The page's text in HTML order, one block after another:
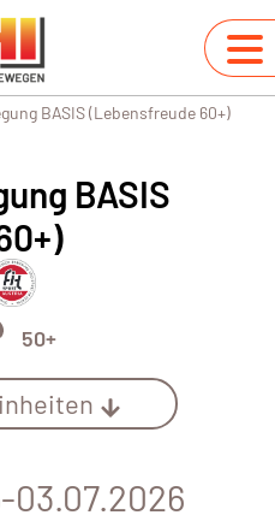
BASIS (Lebensfreude 60+)
BASIS
50+
03.07.2026